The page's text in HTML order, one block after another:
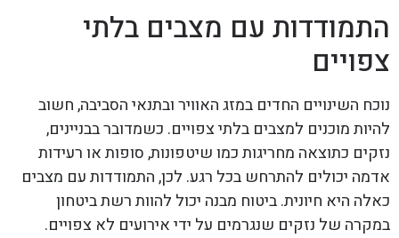
התמודדות עם מצבים בלתי
צפויים
נוכח השינויים החדים במזג האוויר ובתנאי הסביבה, חשוב
להיות מוכנים למצבים בלתי צפויים. כשמדובר בבניינים,
נזקים כתוצאה מחריגות כמו שיטפונות, סופות או רעידות
אדמה יכולים להתרחש בכל רגע. לכן, התמודדות עם מצבים
כאלה היא חיונית. ביטוח מבנה יכול להוות רשת ביטחון
במקרה של נזקים שנגרמים על ידי אירועים לא צפויים.